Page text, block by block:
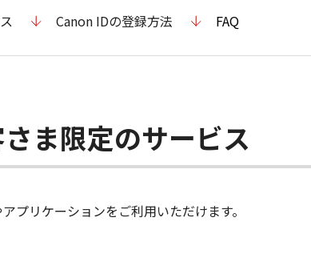
Canon IDの登録方法 FAQ
ま限定のサービス
プリケーションをご利用いただけます。